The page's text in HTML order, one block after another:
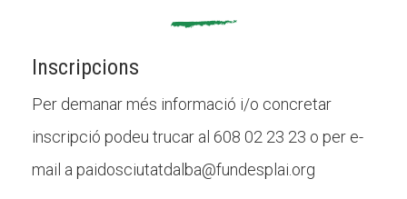
Inscripcions
Per demanar més informació i/o concretar
inscripció podeu trucar al 608 02 23 23 o per e-
mail a paidosciutatdalba@fundesplai.org